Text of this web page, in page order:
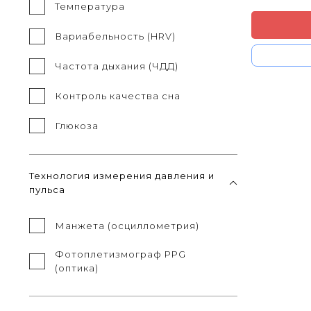
Температура
Вариабельность (HRV)
Частота дыхания (ЧДД)
Контроль качества сна
Глюкоза
Технология измерения давления и
пульса
Манжета (осциллометрия)
Фотоплетизмограф PPG
(оптика)